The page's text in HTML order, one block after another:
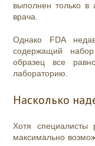
выполнен только в
врача.
Однако FDA
содержащий
образец все
лабораторию.
Насколько
Хотя специалисты
максимально